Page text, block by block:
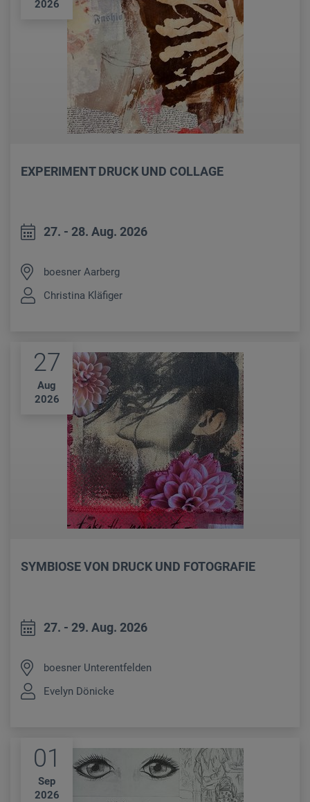
2026
EXPERIMENT DRUCK UND COLLAGE
27. - 28. Aug. 2026
boesner Aarberg
Christina Kläfiger
27
Aug
2026
SYMBIOSE VON DRUCK UND FOTOGRAFIE
27. - 29. Aug. 2026
boesner Unterentfelden
Evelyn Dönicke
01
Sep
2026